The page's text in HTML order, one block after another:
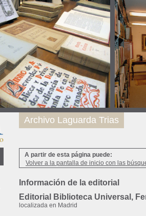
A partir de esta página puede:
Volver a la pantalla de inicio con las
Información de la editorial
Editorial Biblioteca Universal,
localizada en Madrid
Archivo Laguarda Trias